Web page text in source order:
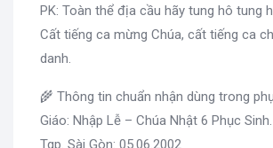
PK: Toàn thể địa cầu hãy tung hô tung
Cất tiếng ca mừng Chúa, cất tiếng ca
danh.
🌾 Thông tin chuẩn nhận dùng trong
Giáo: Nhập Lễ – Chúa Nhật 6 Phục
Tgp. Sài Gòn: 05.06.2002